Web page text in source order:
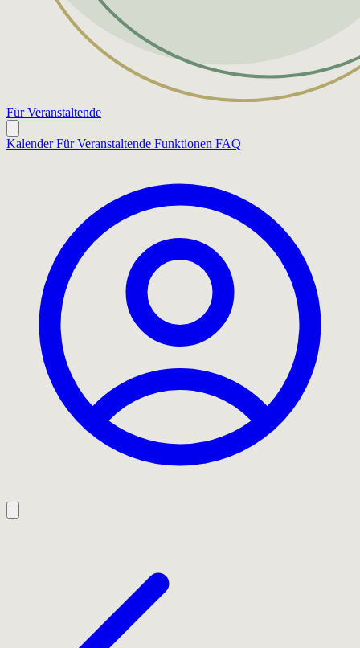
Für Veranstaltende
Kalender Für Veranstaltende Funktionen FAQ